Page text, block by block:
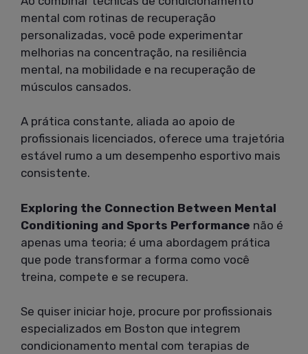
mental com rotinas de recuperação
personalizadas, você pode experimentar
melhorias na concentração, na resiliência
mental, na mobilidade e na recuperação de
músculos cansados.
A prática constante, aliada ao apoio de
profissionais licenciados, oferece uma trajetória
estável rumo a um desempenho esportivo mais
consistente.
Exploring the Connection Between Mental
Conditioning and Sports Performance não é
apenas uma teoria; é uma abordagem prática
que pode transformar a forma como você
treina, compete e se recupera.
Se quiser iniciar hoje, procure por profissionais
especializados em Boston que integrem
condicionamento mental com terapias de